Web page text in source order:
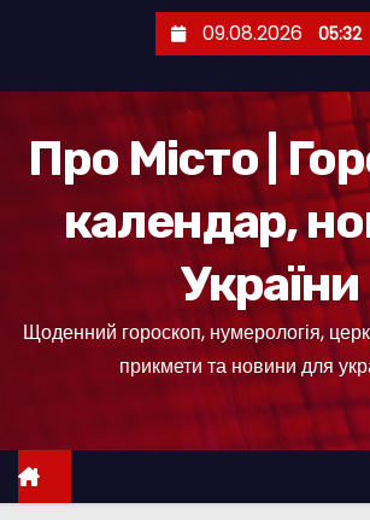
е
09.08.2026 05:32
Про Місто |
календар,
України
Щоденний гороскоп, нумерологія,
прикмети та новини для